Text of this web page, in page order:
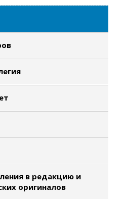
в редакцию и
оригиналов